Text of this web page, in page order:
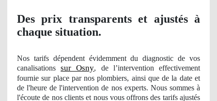
Des prix transparents et ajustés à
chaque situation.
Nos tarifs dépendent évidemment du diagnostic de vos
canalisationssur Osny, de l’intervention effectivement
fournie sur place par nos plombiers, ainsi que de la date et
de l'heure de l'intervention de nos experts. Nous sommes à
l'écoute de nos clients et nous vous offrons des tarifs ajustés